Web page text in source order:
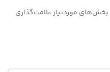
بخش‌های موردنیاز علامت‌گذاری